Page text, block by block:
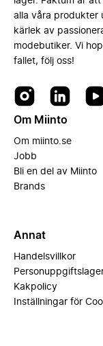
alla våra produkter
kärlek av
modebutiker. Vi
fallet, följ oss!
Om Miinto
Om miinto.se
Jobb
Bli en del av Miinto
Brands
Annat
Handelsvillkor
Kakpolicy
Inställningar för